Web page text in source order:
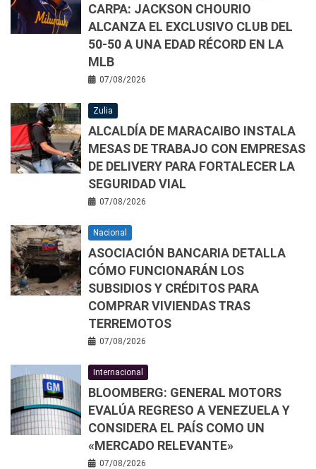
CARPA: JACKSON CHOURIO
ALCANZA EL EXCLUSIVO CLUB DEL
50-50 A UNA EDAD RÉCORD EN LA
MLB
07/08/2026
Zulia
ALCALDÍA DE MARACAIBO INSTALA
MESAS DE TRABAJO CON EMPRESAS
DE DELIVERY PARA FORTALECER LA
SEGURIDAD VIAL
07/08/2026
Nacional
ASOCIACIÓN BANCARIA DETALLA
CÓMO FUNCIONARÁN LOS
SUBSIDIOS Y CRÉDITOS PARA
COMPRAR VIVIENDAS TRAS
TERREMOTOS
07/08/2026
Internacional
BLOOMBERG: GENERAL MOTORS
EVALÚA REGRESO A VENEZUELA Y
CONSIDERA EL PAÍS COMO UN
«MERCADO RELEVANTE»
07/08/2026